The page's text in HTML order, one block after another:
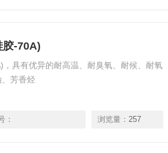
-70A)
具有优异的耐高温、耐臭氧、耐候、耐氧
芳香烃
： 浏览量： 257